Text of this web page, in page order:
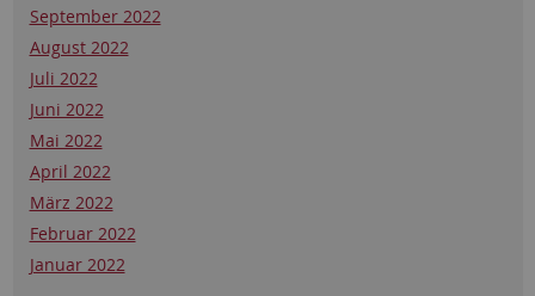
September 2022
August 2022
Juli 2022
Juni 2022
Mai 2022
April 2022
März 2022
Februar 2022
Januar 2022